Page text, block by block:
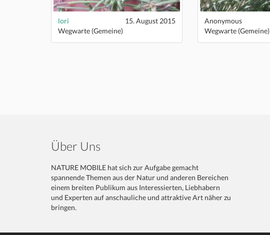
lori
15. August 2015
Wegwarte (Gemeine)
Anonymous
Wegwarte (Gemeine)
Über Uns
NATURE MOBILE hat sich zur Aufgabe gemacht
spannende Themen aus der Natur und anderen Bereichen
einem breiten Publikum aus Interessierten, Liebhabern
und Experten auf anschauliche und attraktive Art näher zu
bringen.